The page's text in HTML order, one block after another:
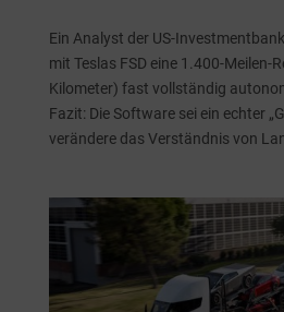
Ein Analyst der US-
mit Teslas FSD eine 1.400-Meilen-
Kilometer) fast vollständig
Fazit: Die Software sei ein echter
verändere das Verständnis von